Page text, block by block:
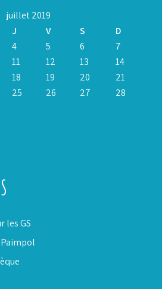
juillet 2019
J V S
D
4 5 6
7
11 12 13
14
18 19 20
21
25 26 27
28
les GS